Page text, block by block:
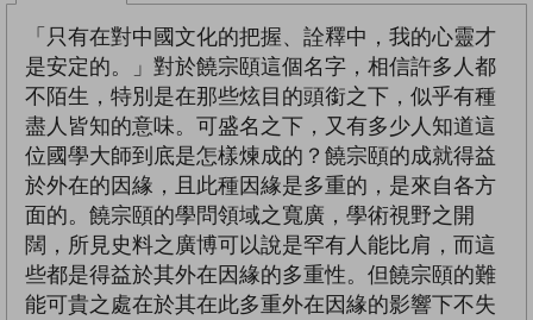
「只有在對中國文化的把握、詮釋中，我的心靈才
是安定的。」對於饒宗頤這個名字，相信許多人都
不陌生，特別是在那些炫目的頭銜之下，似乎有種
盡人皆知的意味。可盛名之下，又有多少人知道這
位國學大師到底是怎樣煉成的？饒宗頤的成就得益
於外在的因緣，且此種因緣是多重的，是來自各方
面的。饒宗頤的學問領域之寬廣，學術視野之開
闊，所見史料之廣博可以說是罕有人能比肩，而這
些都是得益於其外在因緣的多重性。但饒宗頤的難
能可貴之處在於其在此多重外在因緣的影響下不失